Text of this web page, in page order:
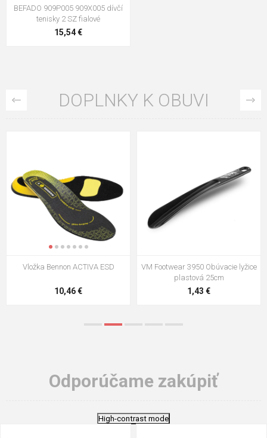
BEFADO 909P005 909X005 dívčí
tenisky 2 SZ fialové
15,54 €
DOPLNKY K OBUVI
VM Footwear 3009 Vkladacia
5,21 €
VM Footwear 3102 Šnúrky ploché
0,79 €
Odporúčame zakúpiť
High-contrast mode